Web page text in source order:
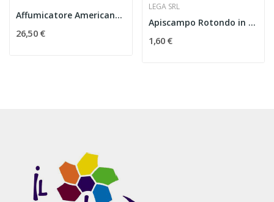
Affumicatore Americano in acciaio inox ø 100 mm...
26,50 €
LEGA SRL
Apiscampo Rotondo in Plastica 2 Uscite in Plastica
1,60 €